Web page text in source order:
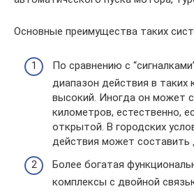
Основные преимущества таких
По сравнению с
диапазон действия в таких
высокий. Иногда он может
километров, естественно,
открытой. В городских
действия может составить
Более богатая
комплексы с двойной